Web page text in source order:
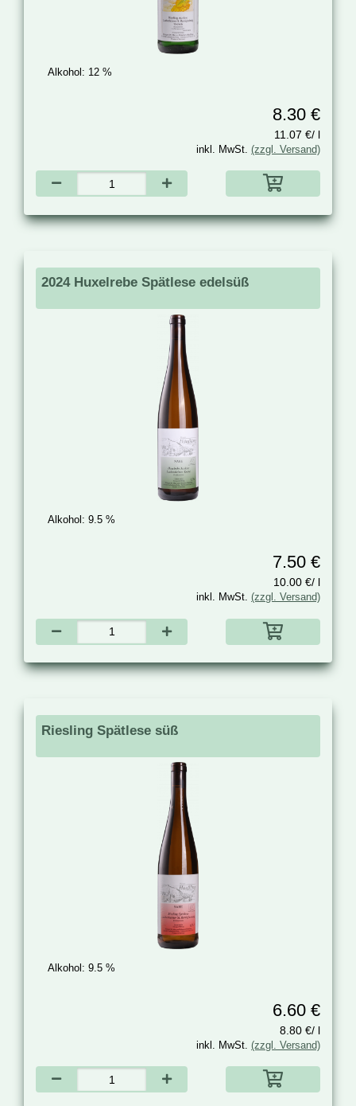
Alkohol: 12 %
8.30 €
11.07 €/ l
inkl. MwSt. (zzgl. Versand)
2024 Huxelrebe Spätlese edelsüß
Alkohol: 9.5 %
7.50 €
10.00 €/ l
inkl. MwSt. (zzgl. Versand)
Riesling Spätlese süß
Alkohol: 9.5 %
6.60 €
8.80 €/ l
inkl. MwSt. (zzgl. Versand)